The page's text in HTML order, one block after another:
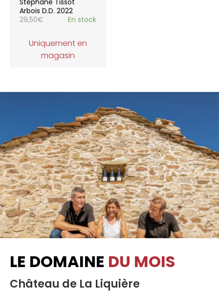
Stéphane Tissot
Arbois D.D. 2022
29,50€ En stock
Uniquement en
magasin
LE DOMAINE DU MOIS
Château de La Liquière